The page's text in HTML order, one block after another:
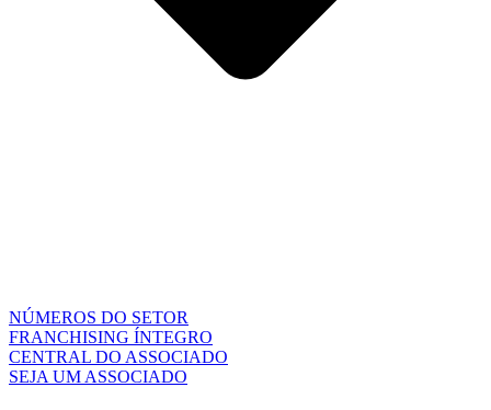
NÚMEROS DO SETOR
FRANCHISING ÍNTEGRO
CENTRAL DO ASSOCIADO
SEJA UM ASSOCIADO